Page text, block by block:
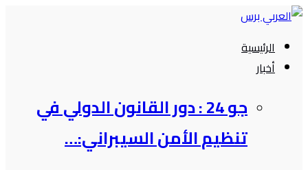
التجاوز
المحتوىالرئيسية
أخبار
جو 24 : دور القانون الدولي في
تنظيم الأمن السيبراني:…